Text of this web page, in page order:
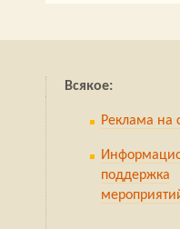
Всякое:
Реклама на
поддержка